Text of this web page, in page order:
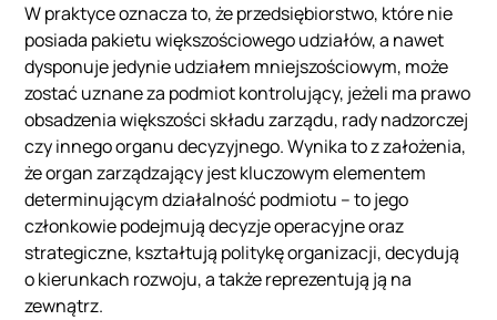
W praktyce oznacza to, że przedsiębiorstwo, które nie
posiada pakietu większościowego udziałów, a nawet
dysponuje jedynie udziałem mniejszościowym, może
zostać uznane za podmiot kontrolujący, jeżeli ma prawo
obsadzenia większości składu zarządu, rady nadzorczej
czy innego organu decyzyjnego. Wynika to z założenia,
że organ zarządzający jest kluczowym elementem
determinującym działalność podmiotu – to jego
członkowie podejmują decyzje operacyjne oraz
strategiczne, kształtują politykę organizacji, decydują
o kierunkach rozwoju, a także reprezentują ją na
zewnątrz.